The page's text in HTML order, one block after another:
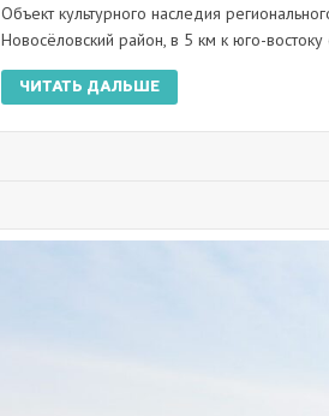
Объект культурного наследия
Новосёловский район, в 5 км к юго-востоку
ЧИТАТЬ ДАЛЬШЕ